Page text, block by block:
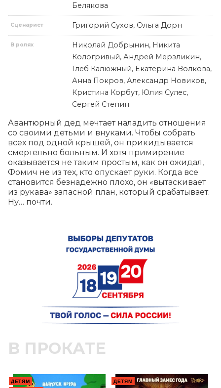
Белякова
Сценарист Григорий Сухов, Ольга Дорн
В ролях
Николай Добрынин, Никита
Кологривый, Андрей Мерзликин,
Глеб Калюжный, Екатерина Волкова,
Анна Покров, Александр Новиков,
Кристина Корбут, Юлия Сулес,
Сергей Степин
Авантюрный дед мечтает наладить отношения
со своими детьми и внуками. Чтобы собрать
всех под одной крышей, он прикидывается
смертельно больным. И хотя примирение
оказывается не таким простым, как он ожидал,
Фомич не из тех, кто опускает руки. Когда все
становится безнадежно плохо, он «вытаскивает
из рукава» запасной план, который срабатывает.
Ну… почти.
В ПРОКАТЕ
ДЕТЯМ ДЕТЯМ